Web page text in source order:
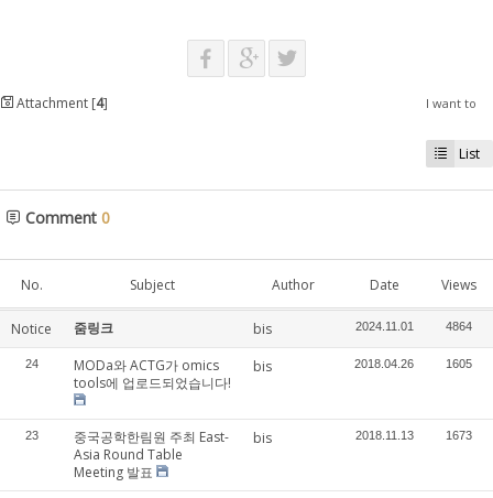
Attachment [4] I want to
List
Comment 0
No. Subject Author Date Views
Notice 줌링크 bis 2024.11.01 4864
24
MODa와 ACTG가 omics
tools에 업로드되었습니다!
bis 2018.04.26 1605
23
중국공학한림원 주최 East-
Asia Round Table
Meeting 발표
bis 2018.11.13 1673